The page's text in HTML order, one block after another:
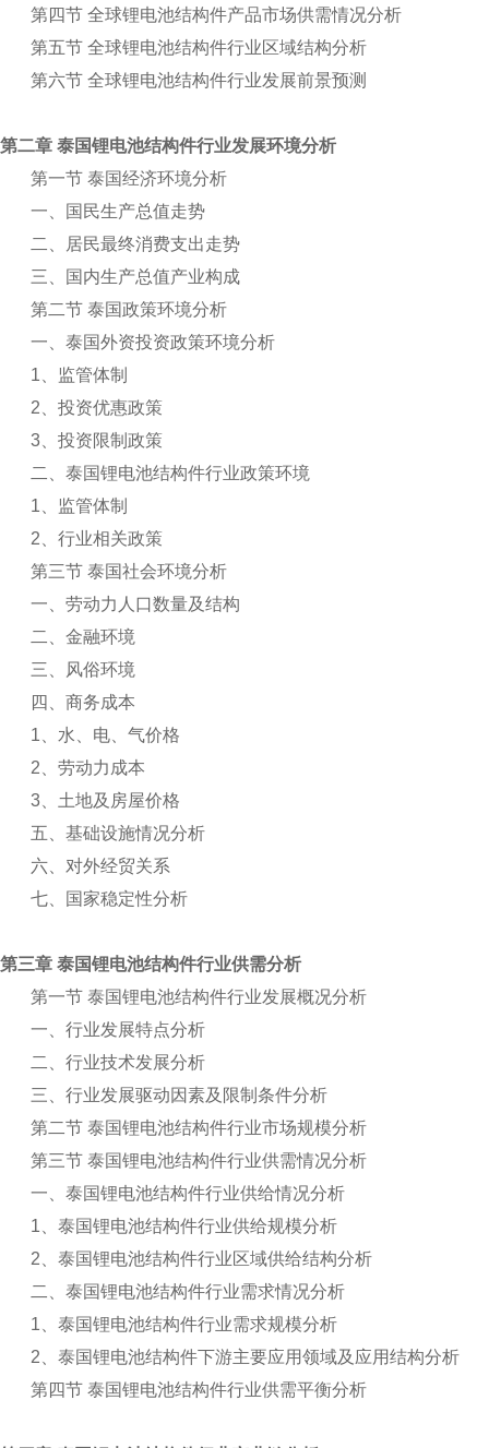
第四节 全球锂电池结构件产品市场供需情况分析
第五节 全球锂电池结构件行业区域结构分析
第六节 全球锂电池结构件行业发展前景预测
第二章 泰国锂电池结构件行业发展环境分析
第一节 泰国经济环境分析
一、国民生产总值走势
二、居民最终消费支出走势
三、国内生产总值产业构成
第二节 泰国政策环境分析
一、泰国外资投资政策环境分析
1 、监管体制
2 、投资优惠政策
3 、投资限制政策
二、泰国锂电池结构件行业政策环境
1 、监管体制
2 、行业相关政策
第三节 泰国社会环境分析
一、劳动力人口数量及结构
二、金融环境
三、风俗环境
四、商务成本
1 、水、电、气价格
2 、劳动力成本
3 、土地及房屋价格
五、基础设施情况分析
六、对外经贸关系
七、国家稳定性分析
第三章 泰国锂电池结构件行业供需分析
第一节 泰国锂电池结构件行业发展概况分析
一、行业发展特点分析
二、行业技术发展分析
三、行业发展驱动因素及限制条件分析
第二节 泰国锂电池结构件行业市场规模分析
第三节 泰国锂电池结构件行业供需情况分析
一、泰国锂电池结构件行业供给情况分析
1 、泰国锂电池结构件行业供给规模分析
2 、泰国锂电池结构件行业区域供给结构分析
二、泰国锂电池结构件行业需求情况分析
1 、泰国锂电池结构件行业需求规模分析
2 、泰国锂电池结构件下游主要应用领域及应用结构分析
第四节 泰国锂电池结构件行业供需平衡分析